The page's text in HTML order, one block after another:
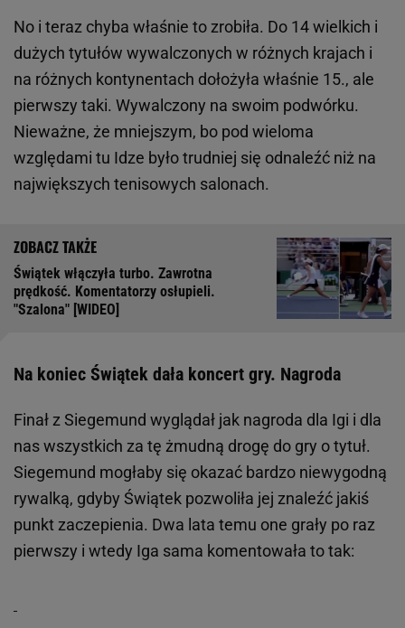
No i teraz chyba właśnie to zrobiła. Do 14 wielkich i
dużych tytułów wywalczonych w różnych krajach i
na różnych kontynentach dołożyła właśnie 15., ale
pierwszy taki. Wywalczony na swoim podwórku.
Nieważne, że mniejszym, bo pod wieloma
względami tu Idze było trudniej się odnaleźć niż na
największych tenisowych salonach.
Świątek włączyła turbo. Zawrotna
prędkość. Komentatorzy osłupieli.
"Szalona" [WIDEO]
Na koniec Świątek dała koncert gry. Nagroda
Finał z Siegemund wyglądał jak nagroda dla Igi i dla
nas wszystkich za tę żmudną drogę do gry o tytuł.
Siegemund mogłaby się okazać bardzo niewygodną
rywalką, gdyby Świątek pozwoliła jej znaleźć jakiś
punkt zaczepienia. Dwa lata temu one grały po raz
pierwszy i wtedy Iga sama komentowała to tak: